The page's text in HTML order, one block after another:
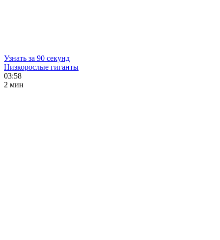
Узнать за 90 секунд
Низкорослые гиганты
03:58
2 мин